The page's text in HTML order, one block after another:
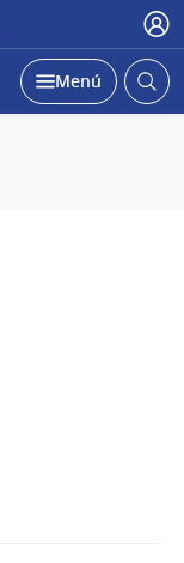
Abierta
Desplegar
Menú Abrir